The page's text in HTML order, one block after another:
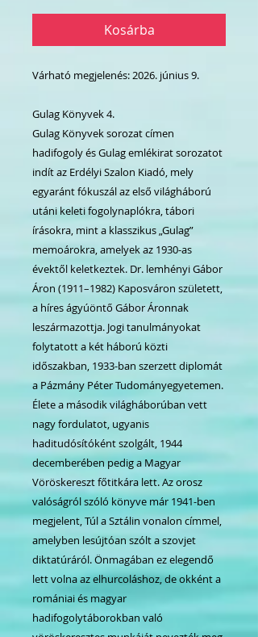
Kosárba
Várható megjelenés: 2026. június 9.
Gulag Könyvek 4.
Gulag Könyvek sorozat címen
hadifogoly és Gulag emlékirat sorozatot
indít az Erdélyi Szalon Kiadó, mely
egyaránt fókuszál az első világháború
utáni keleti fogolynaplókra, tábori
írásokra, mint a klasszikus „Gulag”
memoárokra, amelyek az 1930-as
évektől keletkeztek. Dr. lemhényi Gábor
Áron (1911–1982) Kaposváron született,
a híres ágyúöntő Gábor Áronnak
leszármazottja. Jogi tanulmányokat
folytatott a két háború közti
időszakban, 1933-ban szerzett diplomát
a Pázmány Péter Tudományegyetemen.
Élete a második világháborúban vett
nagy fordulatot, ugyanis
haditudósítóként szolgált, 1944
decemberében pedig a Magyar
Vöröskereszt főtitkára lett. Az orosz
valóságról szóló könyve már 1941-ben
megjelent, Túl a Sztálin vonalon címmel,
amelyben lesújtóan szólt a szovjet
diktatúráról. Önmagában ez elegendő
lett volna az elhurcoláshoz, de okként a
romániai és magyar
hadifogolytáborokban való